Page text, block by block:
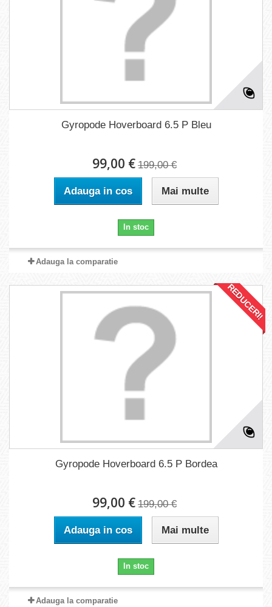
Gyropode Hoverboard 6.5 P Bleu
99,00 € 199,00 €
Adauga in cos Mai multe
In stoc
Adauga la comparatie
REDUCERI!
Gyropode Hoverboard 6.5 P Bordea
99,00 € 199,00 €
Adauga in cos Mai multe
In stoc
Adauga la comparatie